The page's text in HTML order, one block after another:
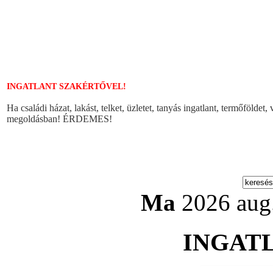
INGATLANT SZAKÉRTŐVEL!
Ha családi házat, lakást, telket, üzletet, tanyás ingatlant,
megoldásban! ÉRDEMES!
Ma 2026